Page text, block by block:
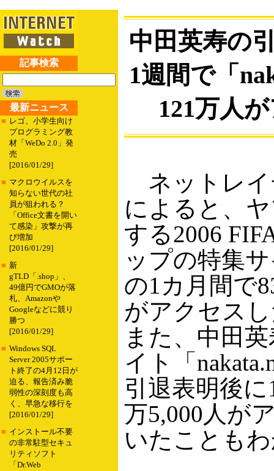
記事検索
最新ニュース
■ レゴ、小学生向け
プログラミング教
材「WeDo 2.0」発
売
[2016/01/29]
■ マクロウイルスを
知らない世代の社
員が狙われる？
「Office文書を開い
て感染」攻撃が再
び増加
[2016/01/29]
■ 新
gTLD「.shop」、
49億円でGMOが落
札、Amazonや
Googleなどに競り
勝つ
[2016/01/29]
■ Windows SQL
Server 2005サポー
ト終了の4月12日が
迫る、報告済み脆
弱性の深刻度も高
く、早急な移行を
[2016/01/29]
■ インストール不要
の非常駐型セキュ
リティソフト
「Dr.Web
中田英寿の
1週間で「
121万人
ネットレイ
によると、
する2006
ップの特集
の1カ月間で
がアクセス
また、中田
イト「
引退表明後
万5,000人が
いたことも